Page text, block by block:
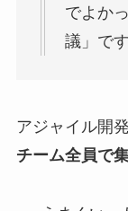
でよか
議」です
アジャイル開
チーム全員で